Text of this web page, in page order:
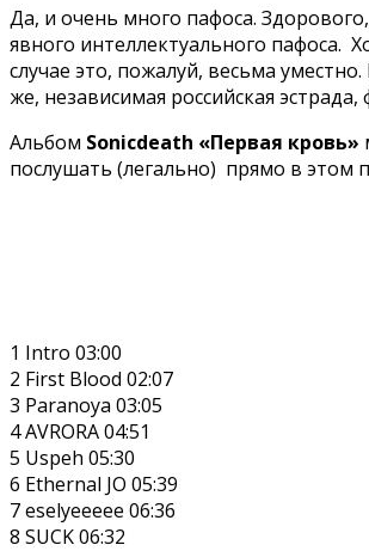
Да, и очень много пафоса.
явного интеллектуального пафоса.
случае это, пожалуй, весьма
же, независимая российская эстрада,
Альбом Sonicdeath «Первая кровь»
послушать (легально) прямо в этом
1 Intro 03:00
2 First Blood 02:07
3 Paranoya 03:05
4 AVRORA 04:51
5 Uspeh 05:30
6 Ethernal JO 05:39
7 eselyeeeee 06:36
8 SUCK 06:32